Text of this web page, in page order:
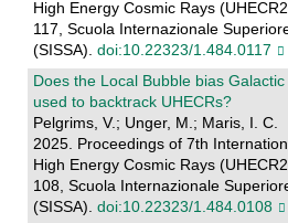
High Energy Cosmic Rays
117, Scuola Internazionale
(SISSA). doi:10.22323/1.484.0117
Does the Local Bubble bias
used to backtrack UHECRs?
Pelgrims, V.; Unger, M.; Maris, I. C.
2025. Proceedings of 7th
High Energy Cosmic Rays
108, Scuola Internazionale
(SISSA). doi:10.22323/1.484.0108